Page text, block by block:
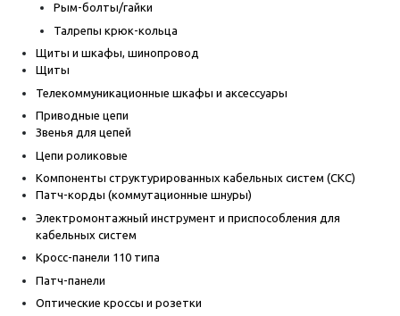
Рым-болты/гайки
Талрепы крюк-кольца
Щиты и шкафы, шинопровод
Щиты
Телекоммуникационные шкафы и аксессуары
Приводные цепи
Звенья для цепей
Цепи роликовые
Компоненты структурированных кабельных систем (СКС)
Патч-корды (коммутационные шнуры)
Электромонтажный инструмент и приспособления для
кабельных систем
Кросс-панели 110 типа
Патч-панели
Оптические кроссы и розетки